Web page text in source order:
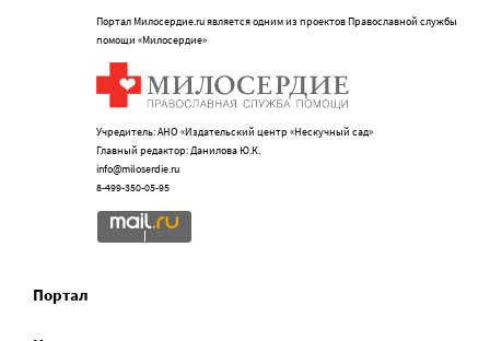
Портал Милосердие.ru является одним из проектов Православной службы
помощи «Милосердие»
Учредитель: АНО «Издательский центр «Нескучный сад»
Главный редактор: Данилова Ю.К.
info@miloserdie.ru
8-499-350-05-95
Портал